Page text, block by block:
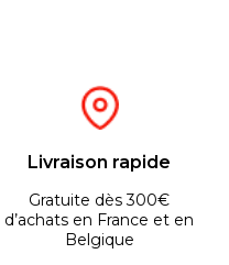
Livraison rapide
Gratuite dès 300€
d’achats en France et en
Belgique